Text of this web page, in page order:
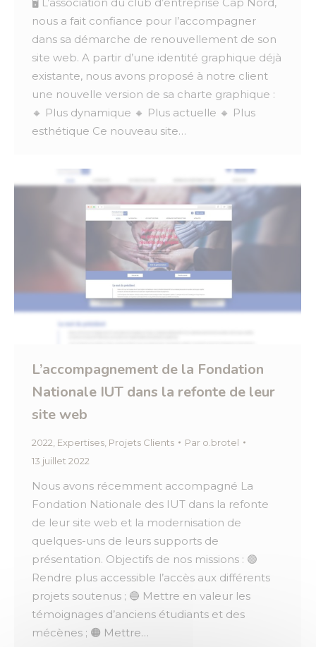
nous a fait confiance pour l’accompagner
dans sa démarche de renouvellement de son
site web. A partir d’une identité graphique déjà
existante, nous avons proposé à notre client
une nouvelle version de sa charte graphique :
🔸 Plus dynamique 🔸 Plus actuelle 🔸 Plus
esthétique Ce nouveau site…
L’accompagnement de la Fondation
Nationale IUT dans la refonte de leur
site web
2022 Expertises Projets Clients Par o.brotel
13 juillet 2022
Nous avons récemment accompagné La
Fondation Nationale des IUT dans la refonte
de leur site web et la modernisation de
quelques-uns de leurs supports de
présentation. Objectifs de nos missions : 🟢
Rendre plus accessible l’accès aux différents
projets soutenus ; 🔵 Mettre en valeur les
témoignages d’anciens étudiants et des
mécènes ; 🟠 Mettre…